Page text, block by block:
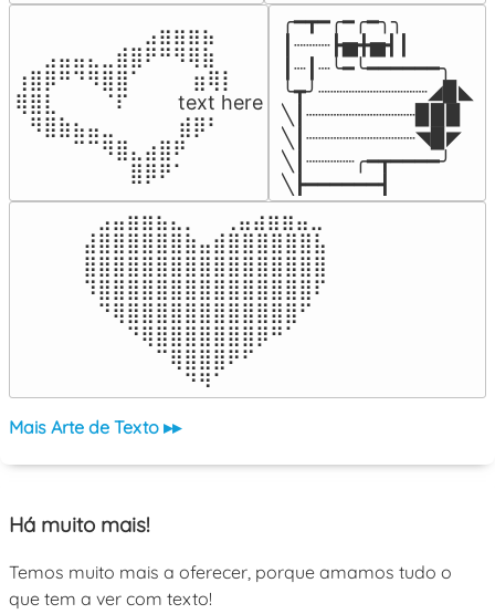
⠀⠀⠀⠀⠀⠀⠀⠀⠀⣠⣶⣶⣶⣦⠀⠀
⠀⠀⣠⣤⣤⣄⣀⣾⣿⠟⠛⠻⢿⣷⠀
⢰⣿⡿⠛⠙⠻⣿⣿⠁⠀⠀ ⠀⣶⢿⡇
⢿⣿⣇⠀⠀⠀⠈⠏⠀⠀⠀ text here
⠀⠻⣿⣷⣦⣤⣀⠀⠀⠀ ⠀⣾⡿⠃⠀
⠀⠀⠀⠀⠉⠉⠻⣿⣄⣴⣿⠟⠀⠀⠀
⠀⠀⠀⠀⠀⠀⠀⠀⣿⡿⠟⠁⠀⠀⠀
╭━┳━╭━╭━╮╮
┃┈┈┈┣▅╋▅┫┃
┃┈┃┈╰━╰━━━━━━╮
╰┳╯┈┈┈┈┈┈┈┈┈◢▉◣
╲┃┈┈┈┈┈┈┈┈┈▉▉▉
╲┃┈┈┈┈┈┈┈┈┈◥▉◤
╲┃┈┈┈┈╭━┳━━━━╯
╲┣━━━━━━┫﻿
⠀⣠⣤⣶⣶⣦⣄⡀  ⠀⢀⣤⣴⣶⣶⣤⣀⠀
⣼⣿⣿⣿⣿⣿⣿⣷⣤⣾⣿⣿⣿⣿⣿⣿⣧
⣿⣿⣿⣿⣿⣿⣿⣿⣿⣿⣿⣿⣿⣿⣿⣿⣿
⠹⣿⣿⣿⣿⣿⣿⣿⣿⣿⣿⣿⣿⣿⣿⣿⠏
⠀⠙⢿⣿⣿⣿⣿⣿⣿⣿⣿⣿⣿⣿⣿⠋⠀
⠀⠀⠀⠙⢿⣿⣿⣿⣿⣿⣿⣿⡿⠛⠁⠀⠀
⠀⠀⠀⠀⠀⠉⢿⣿⣿⣿⠟⠋⠀⠀⠀⠀⠀
⠀⠀⠀⠀⠀⠀⠀⠙⠻⠁⠀⠀⠀⠀⠀⠀⠀⠀⠀⠀⠀⠀⠀
Mais Arte de Texto ▸▸
Há muito mais!
Temos muito mais a oferecer, porque amamos tudo o
que tem a ver com texto!